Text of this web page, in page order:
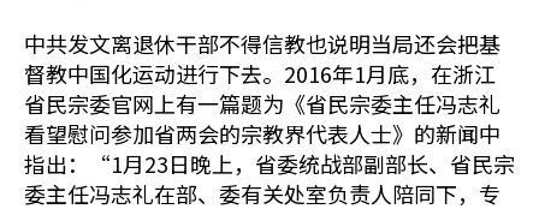
中共发文离退休干部不得信教也说明当局还会把基
督教中国化运动进行下去。2016年1月底，在浙江
省民宗委官网上有一篇题为《省民宗委主任冯志礼
看望慰问参加省两会的宗教界代表人士》的新闻中
指出：“1月23日晚上，省委统战部副部长、省民宗
委主任冯志礼在部、委有关处室负责人陪同下，专